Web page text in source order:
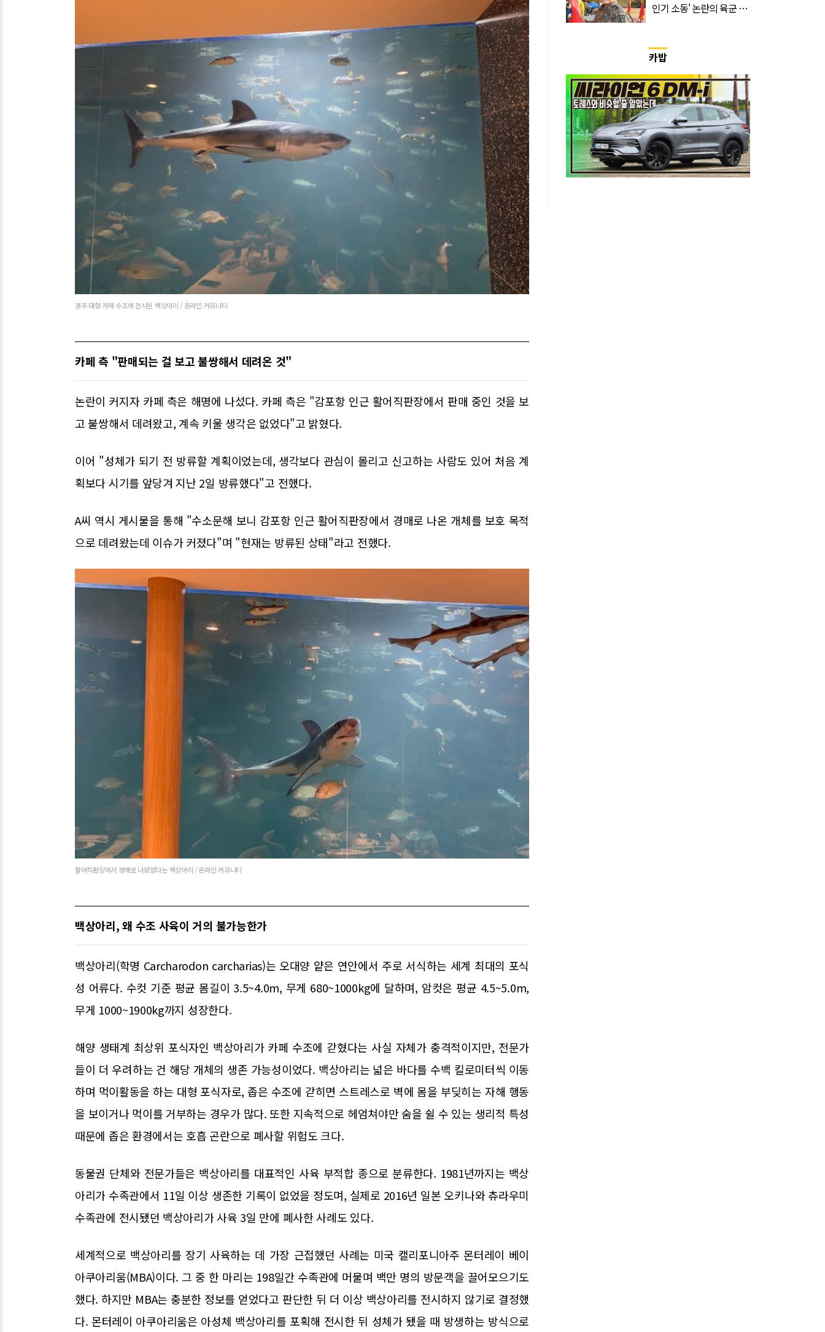
경주 대형 카페 수조에 전시된 백상아리 / 온라인 커뮤니티
카페 측 "판매되는 걸 보고 불쌍해서 데려온 것"
논란이 커지자 카페 측은 해명에 나섰다. 카페 측은 "감포항 인근 활어직판장에서 판매 중인 것을 보
고 불쌍해서 데려왔고, 계속 키울 생각은 없었다"고 밝혔다.
이어 "성체가 되기 전 방류할 계획이었는데, 생각보다 관심이 몰리고 신고하는 사람도 있어 처음 계
획보다 시기를 앞당겨 지난 2일 방류했다"고 전했다.
A씨 역시 게시물을 통해 "수소문해 보니 감포항 인근 활어직판장에서 경매로 나온 개체를 보호 목적
으로 데려왔는데 이슈가 커졌다"며 "현재는 방류된 상태"라고 전했다.
활어직판장에서 경매로 나왔었다는 백상아리 / 온라인 커뮤니티
백상아리, 왜 수조 사육이 거의 불가능한가
백상아리(학명 Carcharodon carcharias)는 오대양 얕은 연안에서 주로 서식하는 세계 최대의 포식
성 어류다. 수컷 기준 평균 몸길이 3.5~4.0m, 무게 680~1000kg에 달하며, 암컷은 평균 4.5~5.0m,
무게 1000~1900kg까지 성장한다.
해양 생태계 최상위 포식자인 백상아리가 카페 수조에 갇혔다는 사실 자체가 충격적이지만, 전문가
들이 더 우려하는 건 해당 개체의 생존 가능성이었다. 백상아리는 넓은 바다를 수백 킬로미터씩 이동
하며 먹이활동을 하는 대형 포식자로, 좁은 수조에 갇히면 스트레스로 벽에 몸을 부딪히는 자해 행동
을 보이거나 먹이를 거부하는 경우가 많다. 또한 지속적으로 헤엄쳐야만 숨을 쉴 수 있는 생리적 특성
때문에 좁은 환경에서는 호흡 곤란으로 폐사할 위험도 크다.
동물권 단체와 전문가들은 백상아리를 대표적인 사육 부적합 종으로 분류한다. 1981년까지는 백상
아리가 수족관에서 11일 이상 생존한 기록이 없었을 정도며, 실제로 2016년 일본 오키나와 츄라우미
수족관에 전시됐던 백상아리가 사육 3일 만에 폐사한 사례도 있다.
세계적으로 백상아리를 장기 사육하는 데 가장 근접했던 사례는 미국 캘리포니아주 몬터레이 베이
아쿠아리움(MBA)이다. 그 중 한 마리는 198일간 수족관에 머물며 백만 명의 방문객을 끌어모으기도
했다. 하지만 MBA는 충분한 정보를 얻었다고 판단한 뒤 더 이상 백상아리를 전시하지 않기로 결정했
다. 몬터레이 아쿠아리움은 아성체 백상아리를 포획해 전시한 뒤 성체가 됐을 때 방생하는 방식으로
인기 소동' 논란의 육군 1
카밥